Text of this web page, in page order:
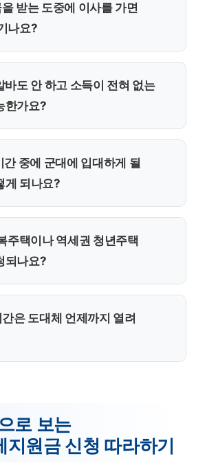
받는 도중에 이사를 가면
나요?
바도 안 하고 소득이 전혀 없는
한가요?
간 중에 군대에 입대하게 될
게 되나요?
주택이나 역세권 청년주택
되나요?
간은 도대체 언제까지 열려
로 보는
지원금 신청 따라하기